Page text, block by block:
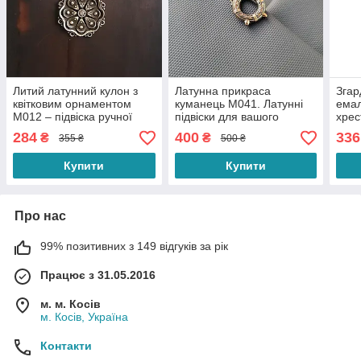
Литий латунний кулон з
квітковим орнаментом
M012 – підвіска ручної
роботи з латуні Pandora
для етнічних прикрас
284 ₴ 355 ₴
Купити
Латунна прикраса
куманець M041. Латунні
підвіски для вашого
намиста з українським
характером.
400₴ 500 ₴
Купити
336
Про нас
99% позитивних з 149 відгуків за рік
Працює з 31.05.2016
м. м. Косів
м. Косів, Україна
Контакти